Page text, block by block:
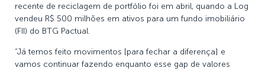
recente de reciclagem de portfólio foi em abril, quando a Log
vendeu R$ 500 milhões em ativos para um fundo imobiliário
(FII) do BTG Pactual.
“Já temos feito movimentos [para fechar a diferença] e
vamos continuar fazendo enquanto esse gap de valores